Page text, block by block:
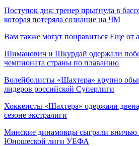
Поступок дня: тренер прыгнула в
которая потеряла сознание на ЧМ
Вам также могут понравиться Еще от
Шиманович и Шкурдай одержали
чемпионата страны по плаванию
Волейболисты «Шахтера» крупно
лидеров российской Суперлиги
Хоккеисты «Шахтера» одержали
сезоне экстралиги
Минские динамовцы сыграли вничью
Юношеской лиги УЕФА